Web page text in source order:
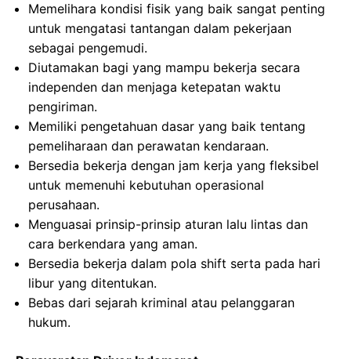
Memelihara kondisi fisik yang baik sangat penting
untuk mengatasi tantangan dalam pekerjaan
sebagai pengemudi.
Diutamakan bagi yang mampu bekerja secara
independen dan menjaga ketepatan waktu
pengiriman.
Memiliki pengetahuan dasar yang baik tentang
pemeliharaan dan perawatan kendaraan.
Bersedia bekerja dengan jam kerja yang fleksibel
untuk memenuhi kebutuhan operasional
perusahaan.
Menguasai prinsip-prinsip aturan lalu lintas dan
cara berkendara yang aman.
Bersedia bekerja dalam pola shift serta pada hari
libur yang ditentukan.
Bebas dari sejarah kriminal atau pelanggaran
hukum.